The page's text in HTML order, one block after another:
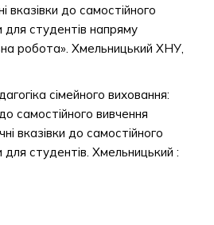
вказівки до самостійного
для студентів напряму
робота». Хмельницький ХНУ,
сімейного виховання:
самостійного вивчення
вказівки до самостійного
для студентів. Хмельницький :